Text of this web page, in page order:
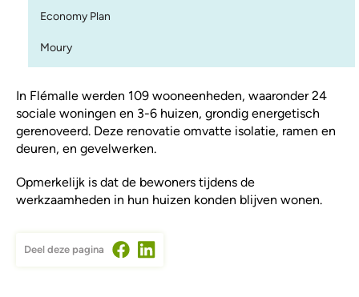
Economy Plan
Moury
In Flémalle werden 109 wooneenheden, waaronder 24
sociale woningen en 3-6 huizen, grondig energetisch
gerenoveerd. Deze renovatie omvatte isolatie, ramen en
deuren, en gevelwerken.
Opmerkelijk is dat de bewoners tijdens de
werkzaamheden in hun huizen konden blijven wonen.
Deel deze pagina